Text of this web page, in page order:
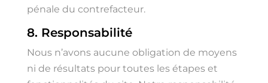
pénale du contrefacteur.
8. Responsabilité
Nous n’avons aucune obligation de moyens
ni de résultats pour toutes les étapes et